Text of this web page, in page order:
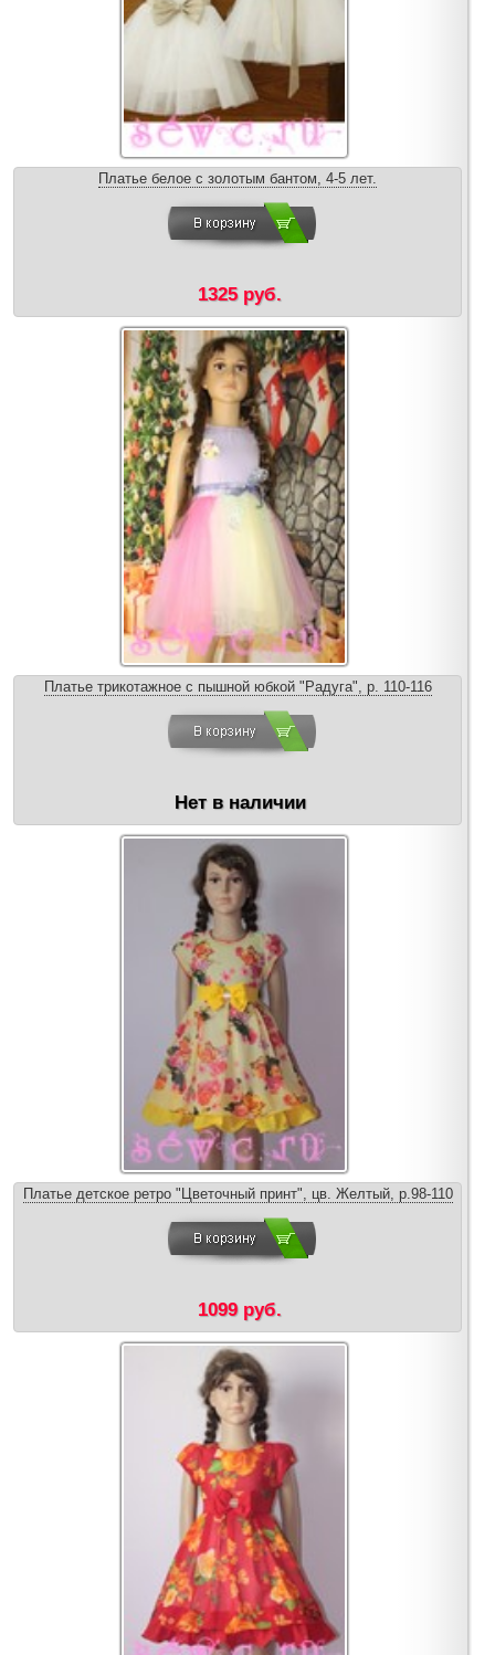
Платье белое с золотым бантом, 4-5 лет.
1325 руб.
Платье трикотажное с пышной юбкой "Радуга", р. 110-116
Нет в наличии
Платье детское ретро "Цветочный принт", цв. Желтый, р.98-110
1099 руб.